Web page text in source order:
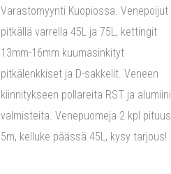
Varastomyynti Kuopiossa. Venepoijut
pitkällä varrella 45L ja 75L, kettingit
13mm-16mm kuumasinkityt
pitkälenkkiset ja D-sakkelit. Veneen
kiinnitykseen pollareita RST ja alumiini
valmisteita. Venepuomeja 2 kpl pituus
5m, kelluke päässä 45L, kysy tarjous!